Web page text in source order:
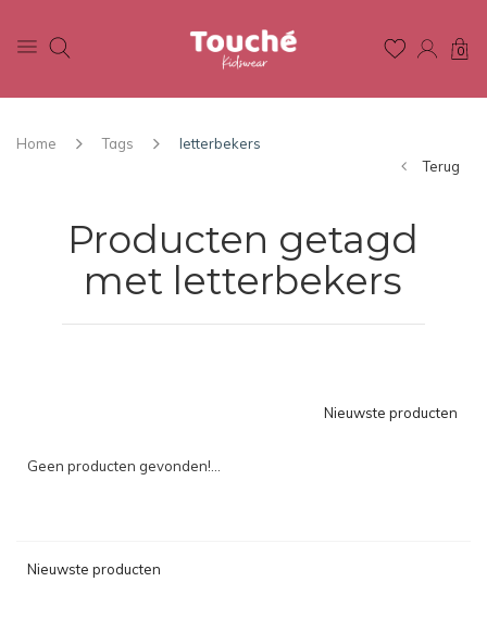
0
Home Tags
letterbekers
Terug
Producten getagd
met letterbekers
Nieuwste producten
Geen producten gevonden!...
Nieuwste producten